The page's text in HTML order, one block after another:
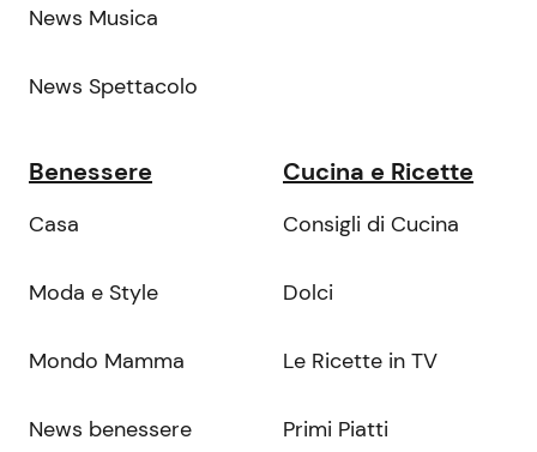
News Musica
News Spettacolo
Benessere
Casa
Moda e Style
Mondo Mamma
News benessere
Cucina e Ricette
Consigli di Cucina
Dolci
Le Ricette in TV
Primi Piatti